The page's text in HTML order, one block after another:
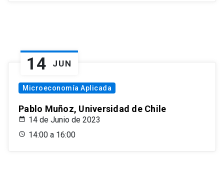
14 JUN
Microeconomía Aplicada
Pablo Muñoz, Universidad de Chile
14 de Junio de 2023
14:00 a 16:00